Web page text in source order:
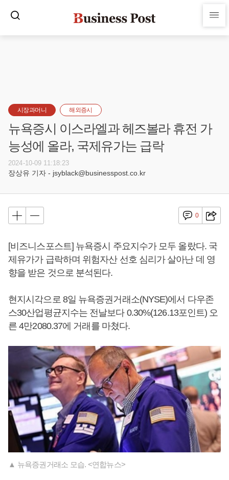
시장과머니 해외증시
뉴욕증시 이스라엘과 헤즈볼라 휴전 가
능성에 올라, 국제유가는 급락
2024-10-09 11:18:23
장상유 기자 - jsyblack@businesspost.co.kr
0
[비즈니스포스트] 뉴욕증시 주요지수가 모두 올랐다. 국
제유가가 급락하며 위험자산 선호 심리가 살아난 데 영
향을 받은 것으로 분석된다.
현지시각으로 8일 뉴욕증권거래소(NYSE)에서 다우존
스30산업평균지수는 전날보다 0.30%(126.13포인트) 오
른 4만2080.37에 거래를 마쳤다.
▲ 뉴욕증권거래소 모습. <연합뉴스>